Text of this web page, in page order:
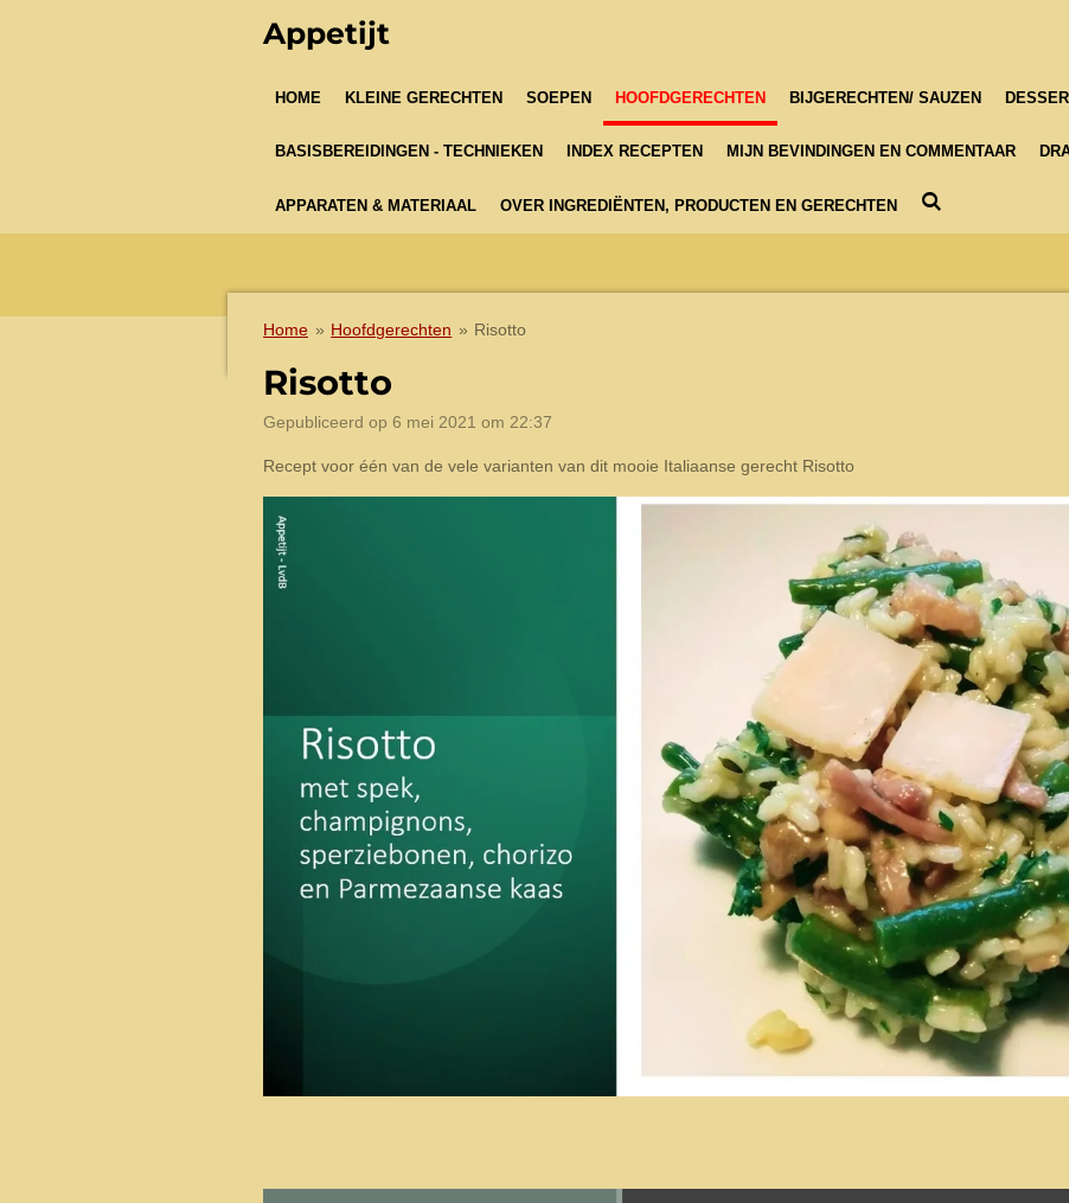
Appetijt
HOME KLEINE GERECHTEN SOEPEN HOOFDGERECHTEN BIJGERECHTEN/ SAUZEN
BASISBEREIDINGEN - TECHNIEKEN INDEX RECEPTEN MIJN BEVINDINGEN EN COMMENTAAR
APPARATEN & MATERIAAL OVER INGREDIËNTEN, PRODUCTEN EN GERECHTEN
Home » Hoofdgerechten » Risotto
Risotto
Gepubliceerd op 6 mei 2021 om 22:37
Recept voor één van de vele varianten van dit mooie Italiaanse gerecht Risotto